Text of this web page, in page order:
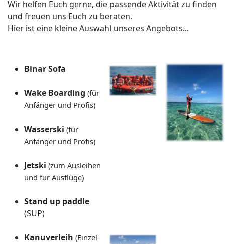
Wir helfen Euch gerne, die passende Aktivität zu finden
und freuen uns Euch zu beraten.
Hier ist eine kleine Auswahl unseres Angebots...
Binar Sofa
Wake Boarding (für
Anfänger und Profis)
Wasserski (für
Anfänger und Profis)
Jetski (zum Ausleihen
und für Ausflüge)
Stand up paddle
(SUP)
Kanuverleih (Einzel-